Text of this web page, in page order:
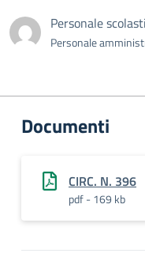
Personale
Personale
Documenti
CIRC. N. 396
pdf - 169 kb